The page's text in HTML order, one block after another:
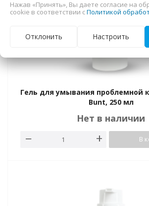
Гель для умывания проблемной
Bunt, 250 мл
Нет в наличии
В
Нажав «Принять», Вы даете согласие на
cookie в соответствии сПолитикой
Отклонить Настроить